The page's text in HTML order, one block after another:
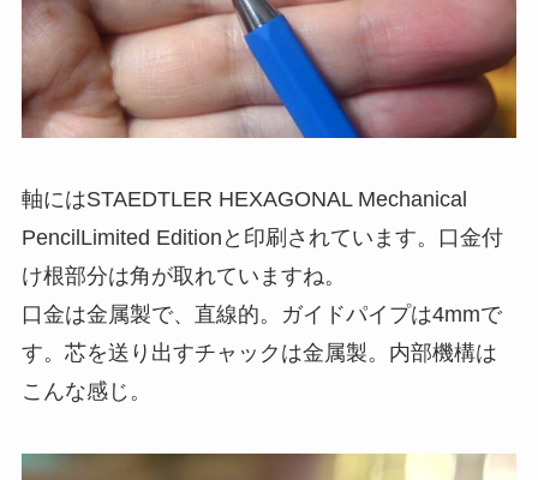
軸にはSTAEDTLER HEXAGONAL Mechanical
PencilLimited Editionと印刷されています。口金付
け根部分は角が取れていますね。
口金は金属製で、直線的。
ガイドパイプは4mmで
す。 芯を送り出すチャックは金属製。内部機構は
こんな感じ。